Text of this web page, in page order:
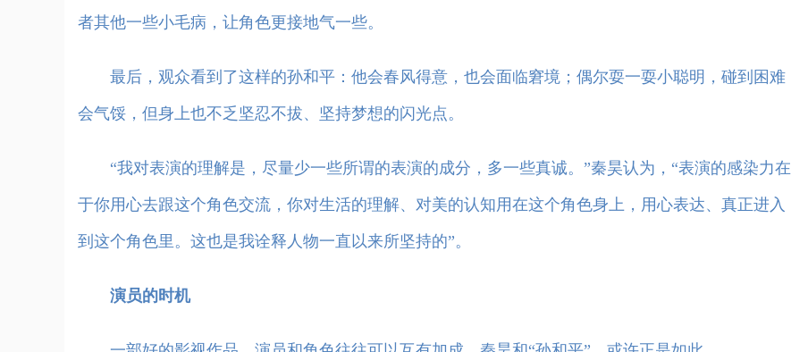
者其他一些小毛病，让角色更接地气一些。
最后，观众看到了这样的孙和平：他会春风得意，也会面临窘境；偶尔耍一耍小聪明，碰到困难
会气馁，但身上也不乏坚忍不拔、坚持梦想的闪光点。
“我对表演的理解是，尽量少一些所谓的表演的成分，多一些真诚。”秦昊认为，“表演的感染力在
于你用心去跟这个角色交流，你对生活的理解、对美的认知用在这个角色身上，用心表达、真正进入
到这个角色里。这也是我诠释人物一直以来所坚持的”。
演员的时机